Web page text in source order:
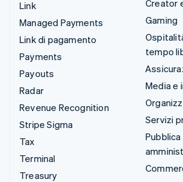
Link
Managed Payments
Link di pagamento
Payments
Payouts
Radar
Revenue Recognition
Stripe Sigma
Tax
Terminal
Treasury
Creator
Gaming
tempo
Media e
Servizi
Pubblica